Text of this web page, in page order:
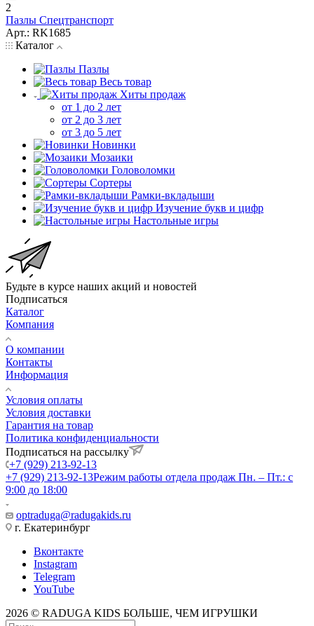
2
Пазлы Спецтранспорт
Арт.: RK1685
Каталог
Пазлы
Весь товар
Хиты продаж
от 1 до 2 лет
от 2 до 3 лет
от 3 до 5 лет
Новинки
Мозаики
Головоломки
Сортеры
Рамки-вкладыши
Изучение букв и цифр
Настольные игры
Будьте в курсе наших акций и новостей
Подписаться
Каталог
Компания
О компании
Контакты
Информация
Условия оплаты
Условия доставки
Гарантия на товар
Политика конфиденциальности
Подписаться на рассылку
+7 (929) 213-92-13
+7 (929) 213-92-13Режим работы отдела продаж Пн. – Пт.: с
9:00 до 18:00
optraduga@radugakids.ru
г. Екатеринбург
Вконтакте
Instagram
Telegram
YouTube
2026 © RADUGA KIDS БОЛЬШЕ, ЧЕМ ИГРУШКИ